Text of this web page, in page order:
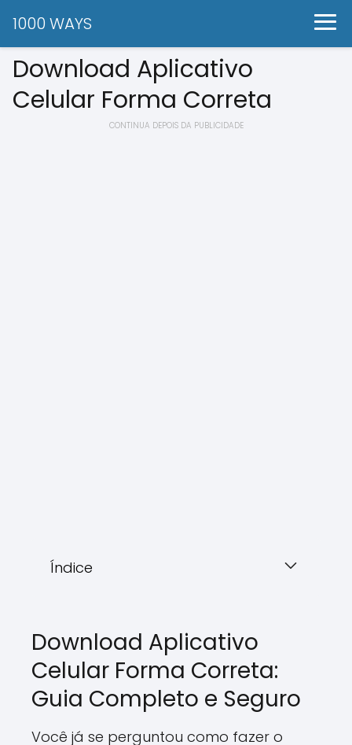
1000 WAYS
Download Aplicativo
Celular Forma Correta
CONTINUA DEPOIS DA PUBLICIDADE
Índice
Download Aplicativo
Celular Forma Correta:
Guia Completo e Seguro
Você já se perguntou como fazer o